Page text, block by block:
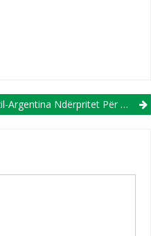
Shkak Rrahjes Së Tifozërive Në “Marakana” (VIDEO)